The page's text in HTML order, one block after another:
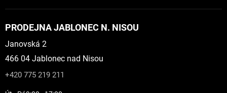
PRODEJNA JABLONEC N. NISOU
Janovská 2
466 04 Jablonec nad Nisou
+420 775 219 211